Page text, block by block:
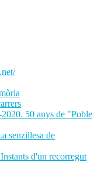
50 anys de "Poble
senzillesa de
d'un recorregut